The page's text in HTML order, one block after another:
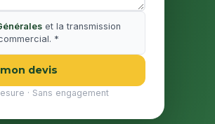
et la transmission
*
devis
· Sans engagement